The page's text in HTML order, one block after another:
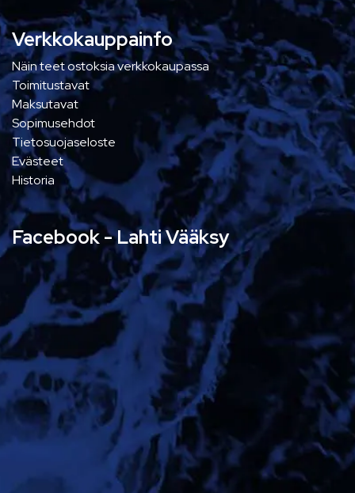
Verkkokauppainfo
Näin teet ostoksia verkkokaupassa
Toimitustavat
Maksutavat
Sopimusehdot
Tietosuojaseloste
Evästeet
Historia
Facebook - Lahti Vääksy